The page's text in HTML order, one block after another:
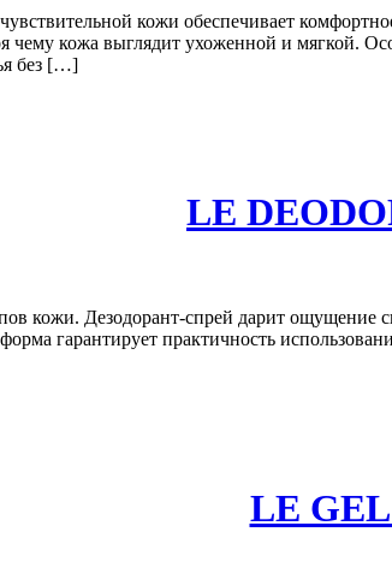
кожи обеспечивает
кожа выглядит ухоженной и мягкой.
без […]
LE
кожи. Дезодорант-спрей дарит ощущение
гарантирует практичность
LE